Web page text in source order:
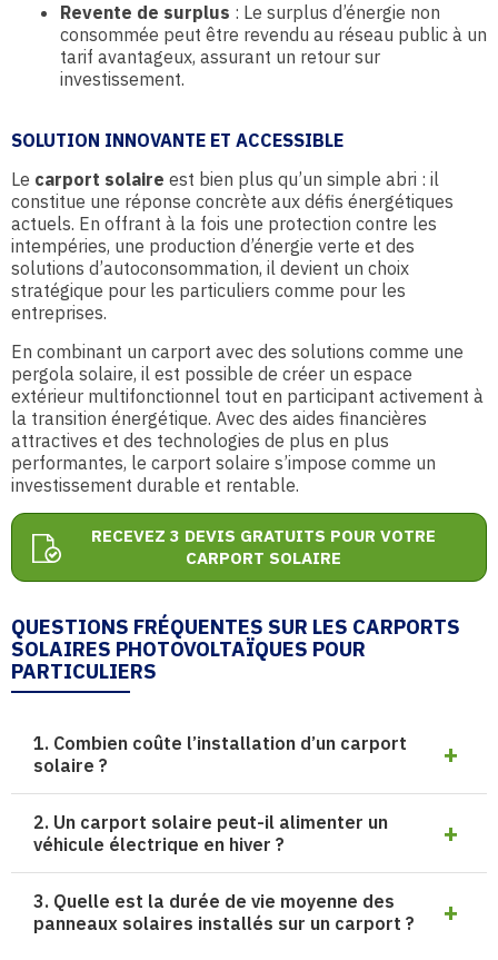
Revente de surplus : Le surplus d’énergie non
consommée peut être revendu au réseau public à un
tarif avantageux, assurant un retour sur
investissement.
SOLUTION INNOVANTE ET ACCESSIBLE
Le carport solaire est bien plus qu’un simple abri : il
constitue une réponse concrète aux défis énergétiques
actuels. En offrant à la fois une protection contre les
intempéries, une production d’énergie verte et des
solutions d’autoconsommation, il devient un choix
stratégique pour les particuliers comme pour les
entreprises.
En combinant un carport avec des solutions comme une
pergola solaire, il est possible de créer un espace
extérieur multifonctionnel tout en participant activement à
la transition énergétique. Avec des aides financières
attractives et des technologies de plus en plus
performantes, le carport solaire s’impose comme un
investissement durable et rentable.
RECEVEZ 3 DEVIS GRATUITS POUR VOTRE
CARPORT SOLAIRE
QUESTIONS FRÉQUENTES SUR LES CARPORTS
SOLAIRES PHOTOVOLTAÏQUES POUR
PARTICULIERS
1. Combien coûte l’installation d’un carport
solaire ?
2. Un carport solaire peut-il alimenter un
véhicule électrique en hiver ?
3. Quelle est la durée de vie moyenne des
panneaux solaires installés sur un carport ?